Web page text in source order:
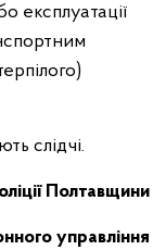
експлуатації
слідчі.
Полтавщини
управління